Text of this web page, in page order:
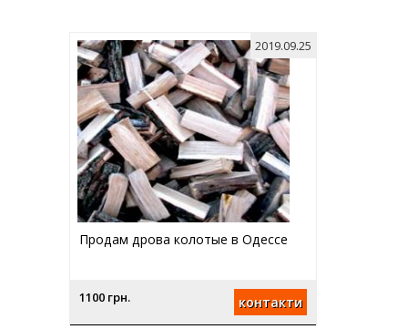
Продам дрова колотые в Одессе
1100 грн. контакти
2019.09.25